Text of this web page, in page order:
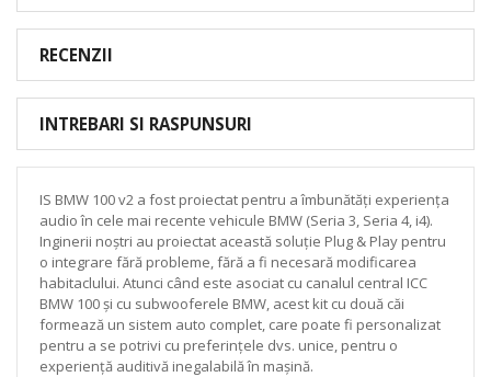
RECENZII
INTREBARI SI RASPUNSURI
IS BMW 100 v2 a fost proiectat pentru a îmbunătăți experiența
audio în cele mai recente vehicule BMW (Seria 3, Seria 4, i4).
Inginerii noștri au proiectat această soluție Plug & Play pentru
o integrare fără probleme, fără a fi necesară modificarea
habitaclului. Atunci când este asociat cu canalul central ICC
BMW 100 și cu subwooferele BMW, acest kit cu două căi
formează un sistem auto complet, care poate fi personalizat
pentru a se potrivi cu preferințele dvs. unice, pentru o
experiență auditivă inegalabilă în mașină.